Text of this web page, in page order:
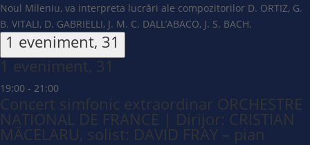
Noul Mileniu, va interpreta lucrări ale compozitorilor D. ORTIZ, G.
B. VITALI, D. GABRIELLI, J. M. C. DALL’ABACO, J. S. BACH.
1 eveniment, 31
1 eveniment, 31
19:00 - 21:00
Concert simfonic extraordinar ORCHESTRE
NATIONAL DE FRANCE | Dirijor: CRISTIAN
MĂCELARU, solist: DAVID FRAY – pian